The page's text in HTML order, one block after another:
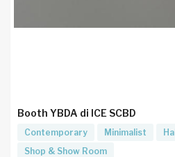
Booth YBDA di ICE SCBD
Contemporary Minimalist Hall
Shop & Show Room